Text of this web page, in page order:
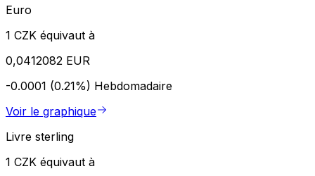
Euro
1 CZK équivaut à
0,0412082 EUR
-0.0001 (0.21%) Hebdomadaire
Voir le graphique
Livre sterling
1 CZK équivaut à